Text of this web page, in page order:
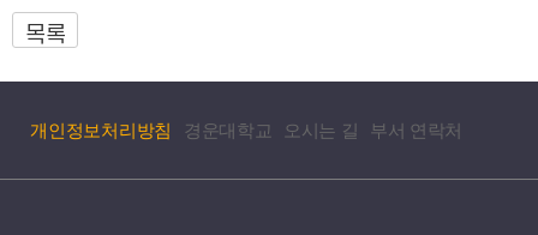
목록
개인정보처리방침 경운대학교 오시는 길 부서 연락처